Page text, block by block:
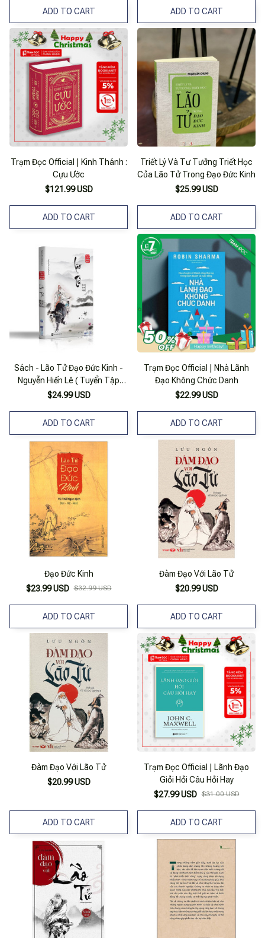
ADD TO CART ADD TO CART
Trạm Đọc Official | Kinh Thánh :
Cựu Ước
$121.99 USD
ADD TO CART
Triết Lý Và Tư Tưởng Triết Học
Của Lão Tử Trong Đạo Đức Kinh
$25.99 USD
ADD TO CART
Sách - Lão Tử Đạo Đức Kinh -
Nguyễn Hiến Lê ( Tuyển Tập
Bách Gia Tranh Minh)
$24.99 USD
ADD TO CART
Trạm Đọc Official | Nhà Lãnh
Đạo Không Chức Danh
$22.99 USD
ADD TO CART
Đạo Đức Kinh
$23.99 USD $32.99 USD
ADD TO CART
Đàm Đạo Với Lão Tử
$20.99 USD
ADD TO CART
Đàm Đạo Với Lão Tử
$20.99 USD
ADD TO CART
Trạm Đọc Official | Lãnh Đạo
Giỏi Hỏi Câu Hỏi Hay
$27.99 USD $31.00 USD
ADD TO CART